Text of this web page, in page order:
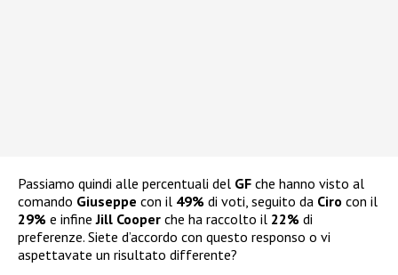
Passiamo quindi alle percentuali del GF che hanno visto al
comando Giuseppe con il 49% di voti, seguito da Ciro con il
29% e infineJill Cooper che ha raccolto il 22% di
preferenze. Siete d’accordo con questo responso o vi
aspettavate un risultato differente?